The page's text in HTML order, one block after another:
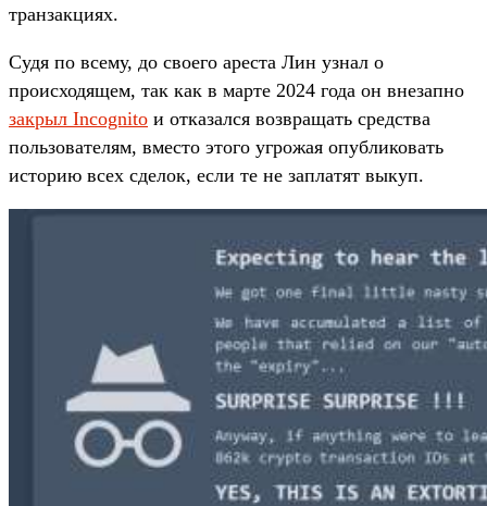
транзакциях.
Судя по всему, до своего ареста Лин узнал о
происходящем, так как в марте 2024 года он внезапно
закрыл Incognito и отказался возвращать средства
пользователям, вместо этого угрожая опубликовать
историю всех сделок, если те не заплатят выкуп.